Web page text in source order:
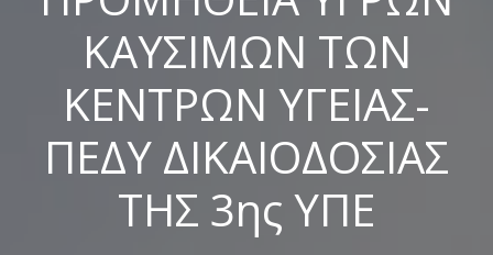
ΚΑΥΣΙΜΩΝ ΤΩΝ
ΚΕΝΤΡΩΝ ΥΓΕΙΑΣ-
ΠΕΔΥ ΔΙΚΑΙΟΔΟΣΙΑΣ
ΤΗΣ 3ης ΥΠΕ